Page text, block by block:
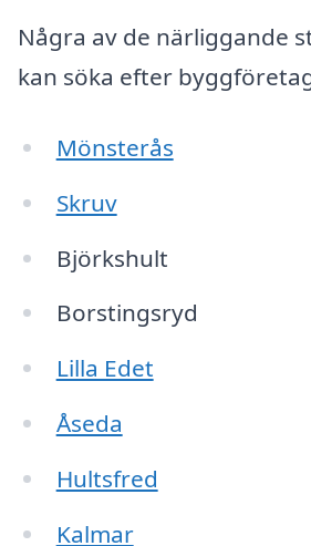
Några av de närliggande
kan söka efter
Mönsterås
Skruv
Björkshult
Borstingsryd
Lilla Edet
Åseda
Hultsfred
Kalmar